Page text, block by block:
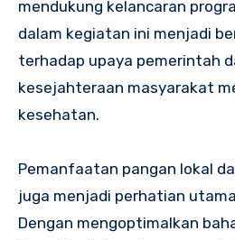
mendukung kelancaran
dalam kegiatan ini menjadi
terhadap upaya pemerintah
kesejahteraan masyarakat
kesehatan.
Pemanfaatan pangan lokal
juga menjadi perhatian
Dengan mengoptimalkan